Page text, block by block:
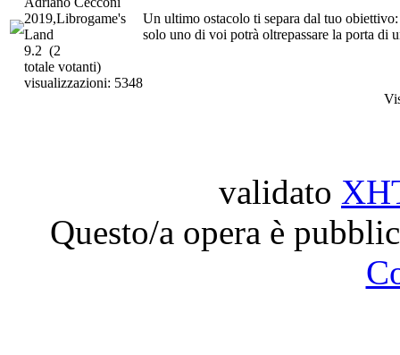
Un ultimo ostacolo ti separa dal tuo
solo uno di voi potrà oltrepassare la porta di
2019,Librogame's
Land
9.2 (2
totale votanti)
visualizzazioni: 5348
validato
Questo/a opera è